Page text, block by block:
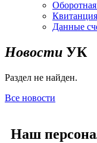
Данные
Новости УК
Раздел не найден.
Все новости
Наш